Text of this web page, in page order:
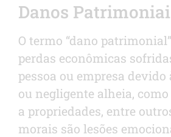
Danos
O termo “dano
perdas econômicas
pessoa ou empresa devido
ou negligente alheia,
a propriedades, entre
morais são lesões